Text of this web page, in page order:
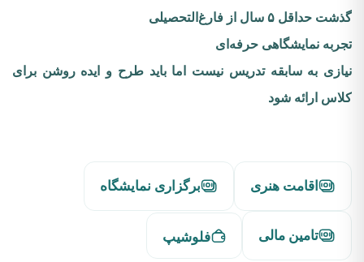
گذشت حداقل ۵ سال از فارغ‌التحصیلی
تجربه نمایشگاهی حرفه‌ای
نیازی به سابقه تدریس نیست اما باید طرح و ایده روشن برای
کلاس ارائه شود
اقامت هنری برگزاری نمایشگاه
تامین مالی فلوشیپ